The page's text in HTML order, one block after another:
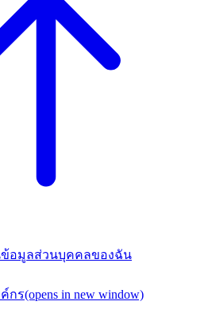
อมูลส่วนบุคคลของฉัน
กร(opens in new window)